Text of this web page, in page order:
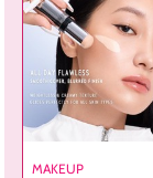
MAKEUP